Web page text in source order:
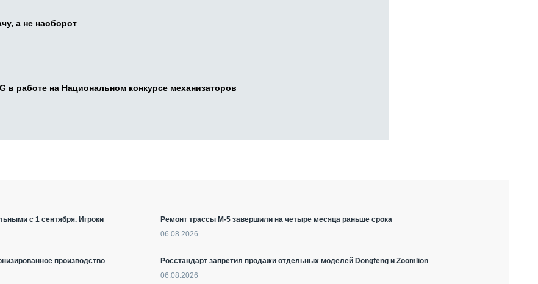
а не наоборот
в работе на Национальном конкурсе механизаторов
с 1 сентября. Игроки
Ремонт трассы М-5 завершили на четыре месяца раньше срока
06.08.2026
производство
Росстандарт запретил продажи отдельных моделей Dongfeng и Zoomlion
06.08.2026